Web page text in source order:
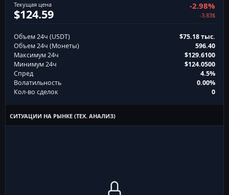
Текущая цена
$124.59
-2.98%
-3.83$
Объем 24ч (USDT)
$75.18 тыс.
Объем 24ч (Монеты)
596.40
Максимум 24ч
$129.6100
Минимум 24ч
$124.0500
Спред
4.5%
Волатильность
0.00%
Кол-во сделок
0
СИТУАЦИИ НА РЫНКЕ (ТЕХ. АНАЛИЗ)